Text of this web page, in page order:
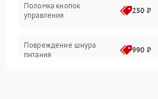
Поломка кнопок
управления
250 ₽
Повреждение шнура
питания
990 ₽